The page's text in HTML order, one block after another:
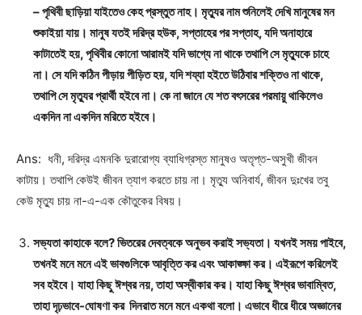
– পৃথিবী ছাড়িয়া যাইতেও কেহ প্রস্তুত নাহ। মৃত্যুর নাম শুনিলেই দেখি মানুষের মন
শুকাইয়া যায়। মানুষ যতই দরিদ্র হউক, সপ্তাহের পর সপ্তাহ, যদি অনাহারে
কাটাতেই হয়, পৃথিবীর কোনো আরামই যদি ভাগ্যে না থাকে তথাপি সে মৃত্যুকে চাহে
না। সে যদি কঠিন পীড়ায় পীড়িত হয়, যদি শয্যা হইতে উঠিবার শক্তিও না থাকে,
তথাপি সে মৃত্যুর প্রার্থী হইবে না। কে না জানে যে শত বৎসরের পরমায়ু থাকিলেও
একদিন না একদিন মরিতে হইবে।
Ans: ধনী, দরিদ্র এমনকি দুরারোগ্য ব্যাধিগ্রস্ত মানুষও অতৃপ্ত-অসুখী জীবন
কাটায়। তথাপি কেউই জীবন ত্যাগ করতে চায় না। মৃত্যু অনিবার্য, জীবন দুঃখের তবু
কেউ মৃত্যু চায় না-এ-এক কৌতুকের বিষয়।
সভ্যতা কাহাকে বলে? ভিতরের দেবত্বকে অনুভব করাই সভ্যতা। যখনই সময় পাইবে,
তখনই মনে মনে এই ভাবগুলিকে আবৃত্তি কর এবং আকাঙ্ক্ষা কর। এইরূপে করিলেই
সব হইবে। যাহা কিছু ঈশ্বর নয়, তাহা অস্বীকার কর। যাহা কিছু ঈশ্বর ভাবাম্বিত,
তাহা দৃঢ়ভাবে-ঘোষণা কর দিনরাত মনে মনে একথা বলো। এভাবে ধীরে ধীরে অজ্ঞানের